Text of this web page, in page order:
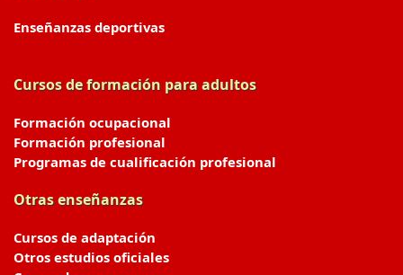
Enseñanzas deportivas
Cursos de formación para adultos
Formación ocupacional
Formación profesional
Programas de cualificación profesional
Otras enseñanzas
Cursos de adaptación
Otros estudios oficiales